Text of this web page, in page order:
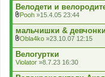
к
л
а
д
е
н
н
я
Велодети и
к
л
а
д
е
н
н
Pooh »15.4.05 23:44
мальчишки & девчонки
к
л
а
д
Obla4ko »23.10.07 12:15
Велогуртки
Violator »8.7.23 16:30